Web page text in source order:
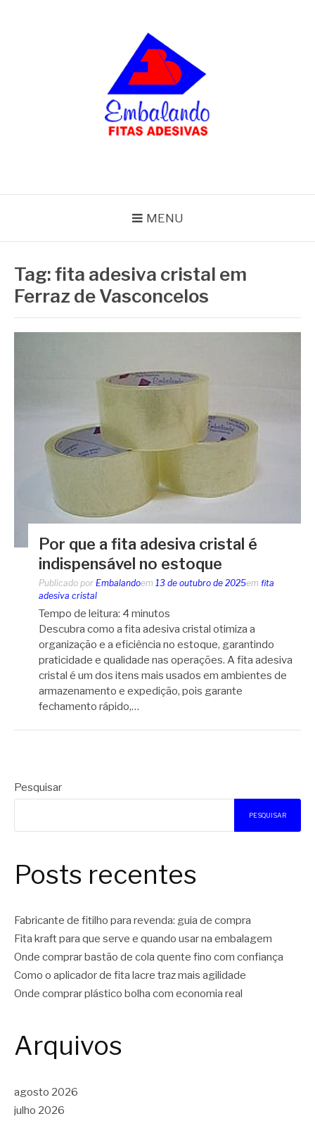
MENU
Tag:fita adesiva cristal em
Ferraz de Vasconcelos
Por que a fita adesiva cristal é
indispensável no estoque
Publicado por Embalandoem 13 de outubro de 2025em fita
adesiva cristal
Tempo de leitura: 4 minutos
Descubra como a fita adesiva cristal otimiza a
organização e a eficiência no estoque, garantindo
praticidade e qualidade nas operações. A fita adesiva
cristal é um dos itens mais usados em ambientes de
armazenamento e expedição, pois garante
fechamento rápido,…
Pesquisar
PESQUISAR
Posts recentes
Fabricante de fitilho para revenda: guia de compra
Fita kraft para que serve e quando usar na embalagem
Onde comprar bastão de cola quente fino com confiança
Como o aplicador de fita lacre traz mais agilidade
Onde comprar plástico bolha com economia real
Arquivos
agosto 2026
julho 2026